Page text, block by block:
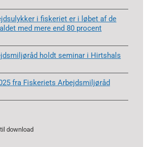
i fiskeriet er i løbet af de
med mere end 80 procent
holdt seminar i Hirtshals
fra Fiskeriets Arbejdsmiljøråd
download